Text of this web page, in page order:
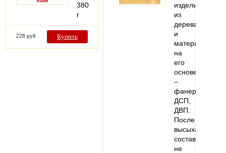
380
г
228 руб Купить
изделиям
из
дерева
и
материалам
на
его
основе
–
фанере,
ДСП,
ДВП.
После
высыхания
состав
не